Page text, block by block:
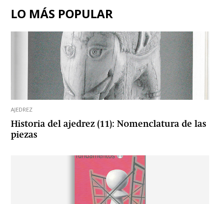
LO MÁS POPULAR
AJEDREZ
Historia del ajedrez (11): Nomenclatura de las
piezas